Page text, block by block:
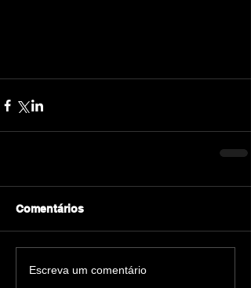
Comentários
Escreva um comentário